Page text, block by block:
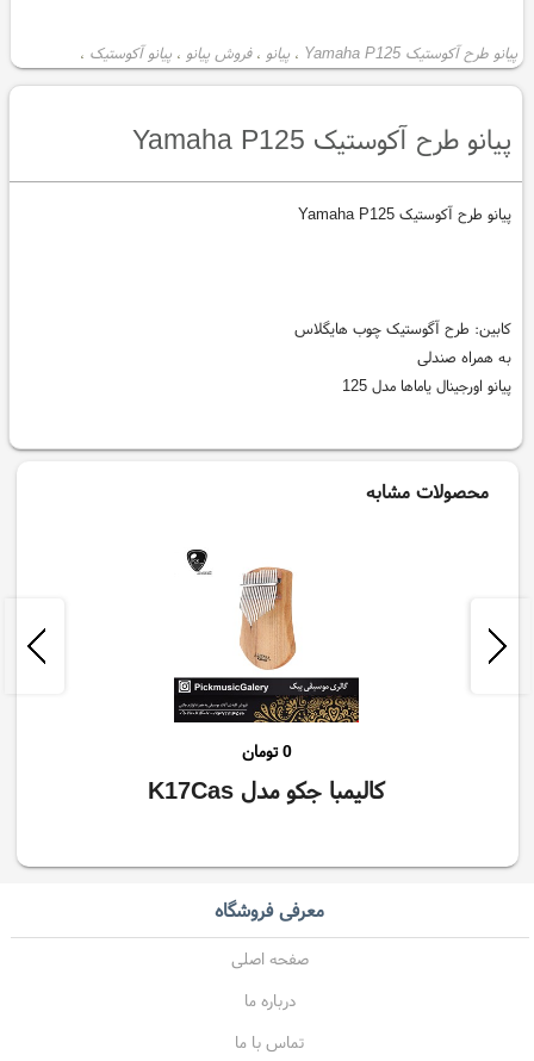
پیانو طرح آکوستیک Yamaha P125 ، پیانو ،فروش پیانو ، پیانو آکوستیک ،
پیانو یاماها،
پیانو طرح آکوستیک Yamaha P125
پیانو طرح آکوستیک Yamaha P125
کابین: طرح آگوستیک چوب هایگلاس
به همراه صندلی
پیانو اورجینال یاماها مدل 125
محصولات مشابه
کالیمبا جکو مدل K17Cas
0تومان
معرفی فروشگاه
صفحه اصلی
درباره ما
تماس با ما